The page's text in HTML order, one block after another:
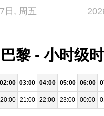
日, 周五
黎 - 小时级
02:00 03:00 04:00 05:00 06:00
20:00 21:00 22:00 23:00 00:00